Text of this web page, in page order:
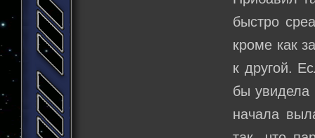
быстро
кроме как
к другой.
бы увидела
начала